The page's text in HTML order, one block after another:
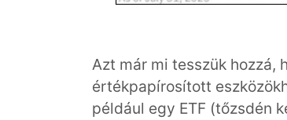
Azt már mi tesszük hozzá,
értékpapírosított
például egy ETF (tőzsdén